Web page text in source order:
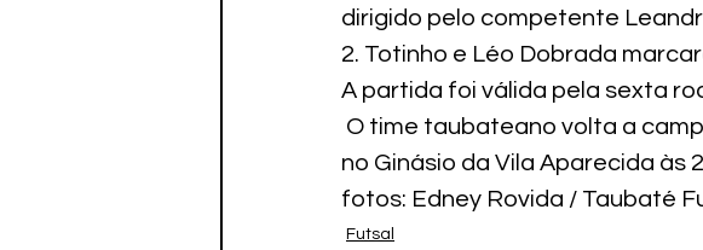
dirigido pelo competente
2. Totinho e Léo Dobrada
A partida foi válida pela sexta
O time taubateano volta a
no Ginásio da Vila Aparecida às
fotos: Edney Rovida / Taubaté
Futsal